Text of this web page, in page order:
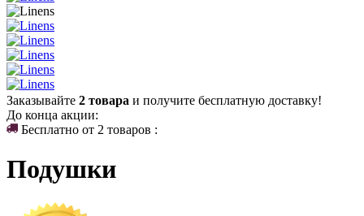
Заказывайте 2 товара и получите бесплатную доставку!
До конца акции:
Бесплатно от 2 товаров :
Подушки